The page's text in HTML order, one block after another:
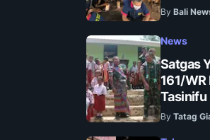
By Bali
News
Satgas
161/WR
Tasinifu
By Tatag